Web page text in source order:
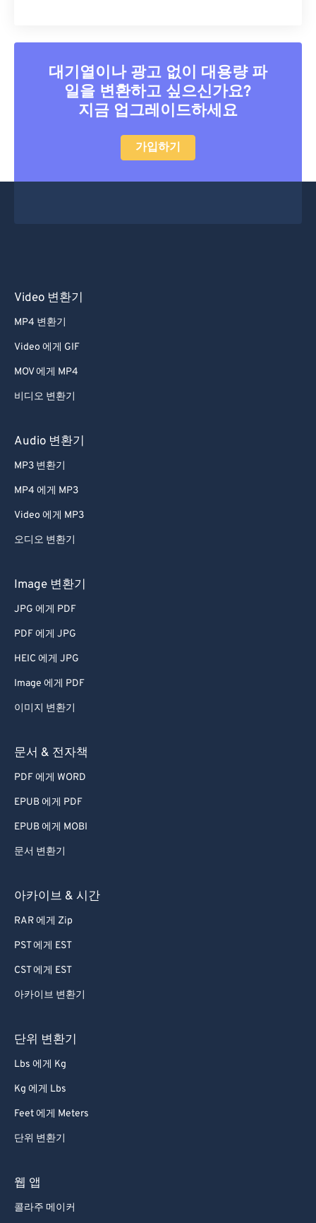
대기열이나 광고 없이 대용량 파
일을 변환하고 싶으신가요?
지금 업그레이드하세요
가입하기
Video 변환기
MP4 변환기
Video 에게 GIF
MOV 에게 MP4
비디오 변환기
Audio 변환기
MP3 변환기
MP4 에게 MP3
Video 에게 MP3
오디오 변환기
Image 변환기
JPG 에게 PDF
PDF 에게 JPG
HEIC 에게 JPG
Image 에게 PDF
이미지 변환기
문서 & 전자책
PDF 에게 WORD
EPUB 에게 PDF
EPUB 에게 MOBI
문서 변환기
아카이브 & 시간
RAR 에게 Zip
PST 에게 EST
CST 에게 EST
아카이브 변환기
단위 변환기
Lbs 에게 Kg
Kg 에게 Lbs
Feet 에게 Meters
단위 변환기
웹 앱
콜라주 메이커